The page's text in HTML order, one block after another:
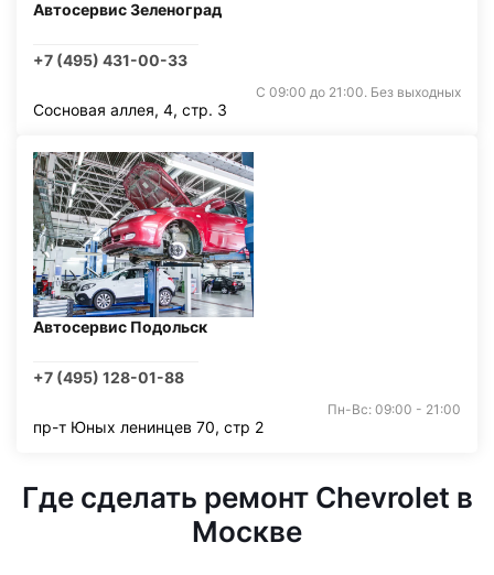
Автосервис Зеленоград
+7 (495) 431-00-33
С 09:00 до 21:00. Без выходных
Сосновая аллея, 4, стр. 3
Автосервис Подольск
+7 (495) 128-01-88
Пн-Вс: 09:00 - 21:00
пр-т Юных ленинцев 70, стр 2
Где сделать ремонт Chevrolet в
Москве